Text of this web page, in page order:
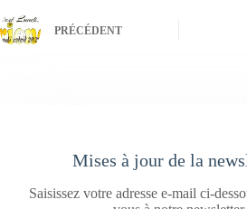
PRÉCÉDENT
Mises à jour de la
Saisissez votre adresse e-mail ci-